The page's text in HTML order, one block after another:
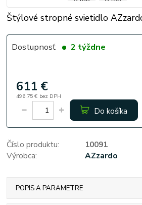
Štýlové stropné svietidlo
Dostupnosť 2 týždne
611 €
496,75 € bez DPH
Do košíka
Číslo produktu:
10091
Výrobca:
AZzardo
POPIS A PARAMETRE